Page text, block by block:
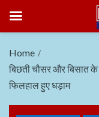
Home
बिछती चौसर और बिसात के
फिलहाल हुए धड़ाम